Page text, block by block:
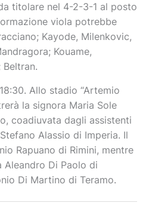
titolare nel 4-2-3-1 al posto
viola potrebbe
Kayode, Milenkovic,
Kouame,
Beltran.
Allo stadio “Artemio
la signora Maria Sole
coadiuvata dagli assistenti
Alassio di Imperia. Il
Rapuano di Rimini, mentre
Aleandro Di Paolo di
Di Martino di Teramo.